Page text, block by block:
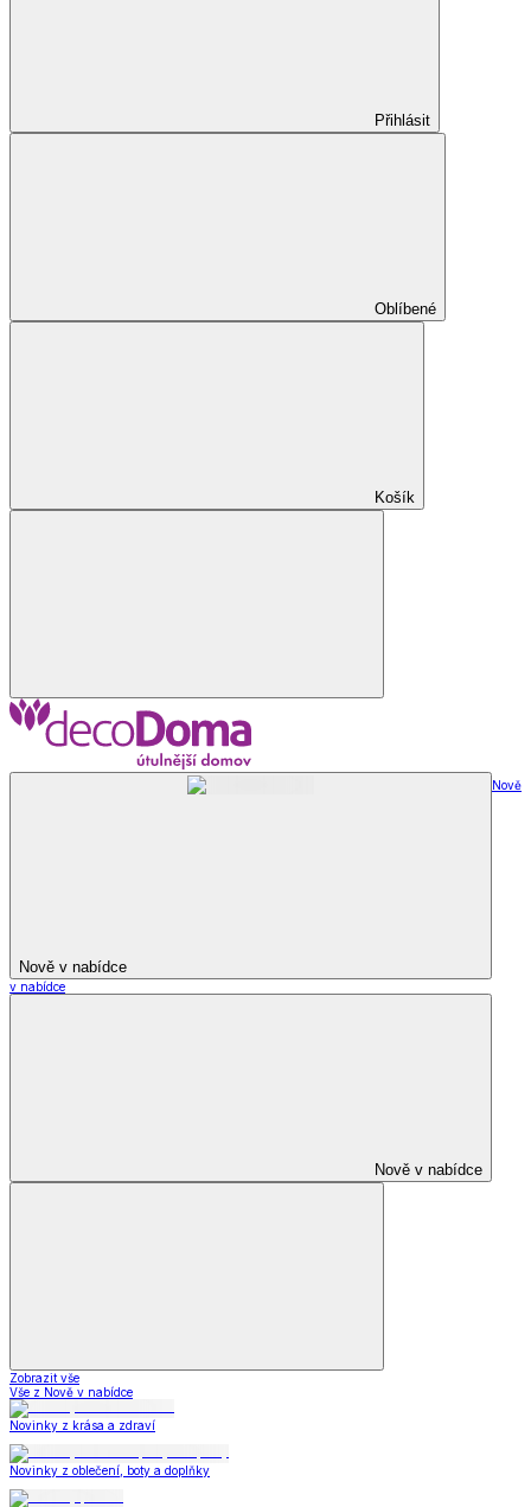
Přihlásit
Oblíbené
Košík
Nově v nabídce
Nově
v nabídce
Nově v nabídce
Zobrazit vše
Vše z Nově v nabídce
Novinky z krása a zdraví
Novinky z oblečení, boty a doplňky